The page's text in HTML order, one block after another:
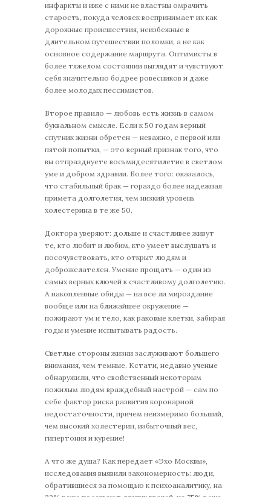
инфаркты и иже с ними не властны омрачить
старость, покуда человек воспринимает их как
дорожные происшествия, неизбежные в
длительном путешествии поломки, а не как
основное содержание маршрута. Оптимисты в
более тяжелом состоянии выглядят и чувствуют
себя значительно бодрее ровесников и даже
более молодых пессимистов.
Второе правило — любовь есть жизнь в самом
буквальном смысле. Если к 50 годам верный
спутник жизни обретен — неважно, с первой или
пятой попытки, — это верный признак того, что
вы отпразднуете восьмидесятилетие в светлом
уме и добром здравии. Более того: оказалось,
что стабильный брак — гораздо более надежная
примета долголетия, чем низкий уровень
холестерина в те же 50.
Доктора уверяют: дольше и счастливее живут
те, кто любит и любим, кто умеет выслушать и
посочувствовать, кто открыт людям и
доброжелателен. Умение прощать — один из
самых верных ключей к счастливому долголетию.
А накопленные обиды — на все ли мироздание
вообще или на ближайшее окружение —
пожирают ум и тело, как раковые клетки, забирая
годы и умение испытывать радость.
Светлые стороны жизни заслуживают большего
внимания, чем темные. Кстати, недавно ученые
обнаружили, что свойственный некоторым
пожилым людям враждебный настрой — сам по
себе фактор риска развития коронарной
недостаточности, причем неизмеримо больший,
чем высокий холестерин, избыточный вес,
гипертония и курение!
А что же душа? Как передает «Эхо Москвы»,
исследования выявили закономерность: люди,
обратившиеся за помощью к психоаналитику, на